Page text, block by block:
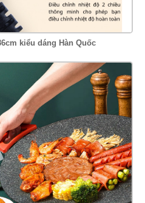
kiểu dáng Hàn Quốc